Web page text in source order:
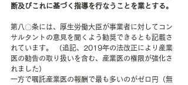
断及びこれに基づく指導を行なうことを業とする。
第八〇条には、厚生労働大臣が事業者に対してコン
サルタントの意見を聞くよう勧奨できるとも記載さ
れています。 （追記、2019年の法改正により産業
医の勧告の取り扱いを含む、産業医の権限が強化さ
れました）
一方で嘱託産業医の報酬で最も多いのがゼロ円（無